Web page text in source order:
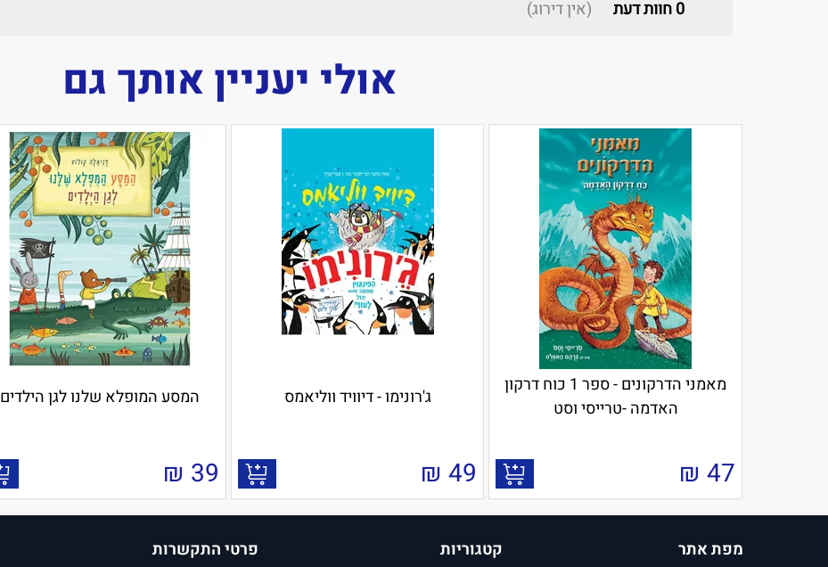
0חוות דעת (אין דירוג)
אולי יעניין אותך גם
מאמני הדרקונים - ספר 1 כוח דרקון
האדמה -טרייסי וסט
47
₪
ג'רונימו - דיוויד‏ ווליאמס
49
₪
המסע המופלא שלנו לגן הילדים
39
₪
מפת אתר קטגוריות פרטי התקשרות